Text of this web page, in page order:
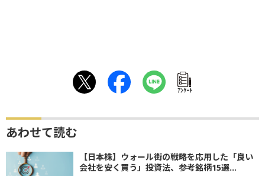
ｱﾝｹｰﾄ
あわせて読む
【日本株】ウォール街の戦略を応用した「良い
会社を安く買う」投資法、参考銘柄15選...